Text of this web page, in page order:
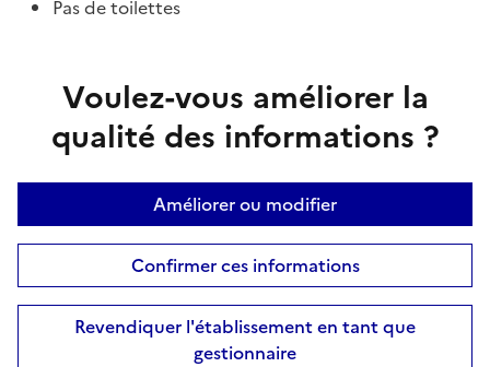
Pas de toilettes
Voulez-vous améliorer la
qualité des informations ?
Améliorer ou modifier
Confirmer ces informations
Revendiquer l'établissement en tant que
gestionnaire